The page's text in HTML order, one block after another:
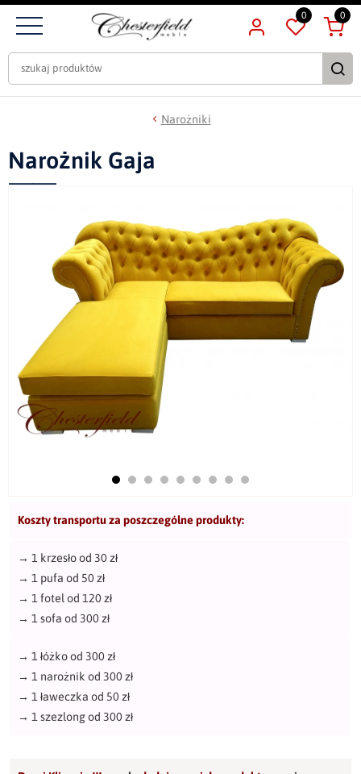
0 0
Narożniki
Narożnik Gaja
Koszty transportu za poszczególne produkty:
→ 1 krzesło od 30 zł
→ 1 pufa od 50 zł
→ 1 fotel od 120 zł
→ 1 sofa od 300 zł
→ 1 łóżko od 300 zł
→ 1 narożnik od 300 zł
→ 1 ławeczka od 50 zł
→ 1 szezlong od 300 zł